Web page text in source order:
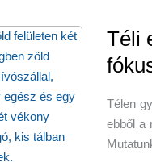
citrusfélét
együnk
Téli
Télen
ebből a